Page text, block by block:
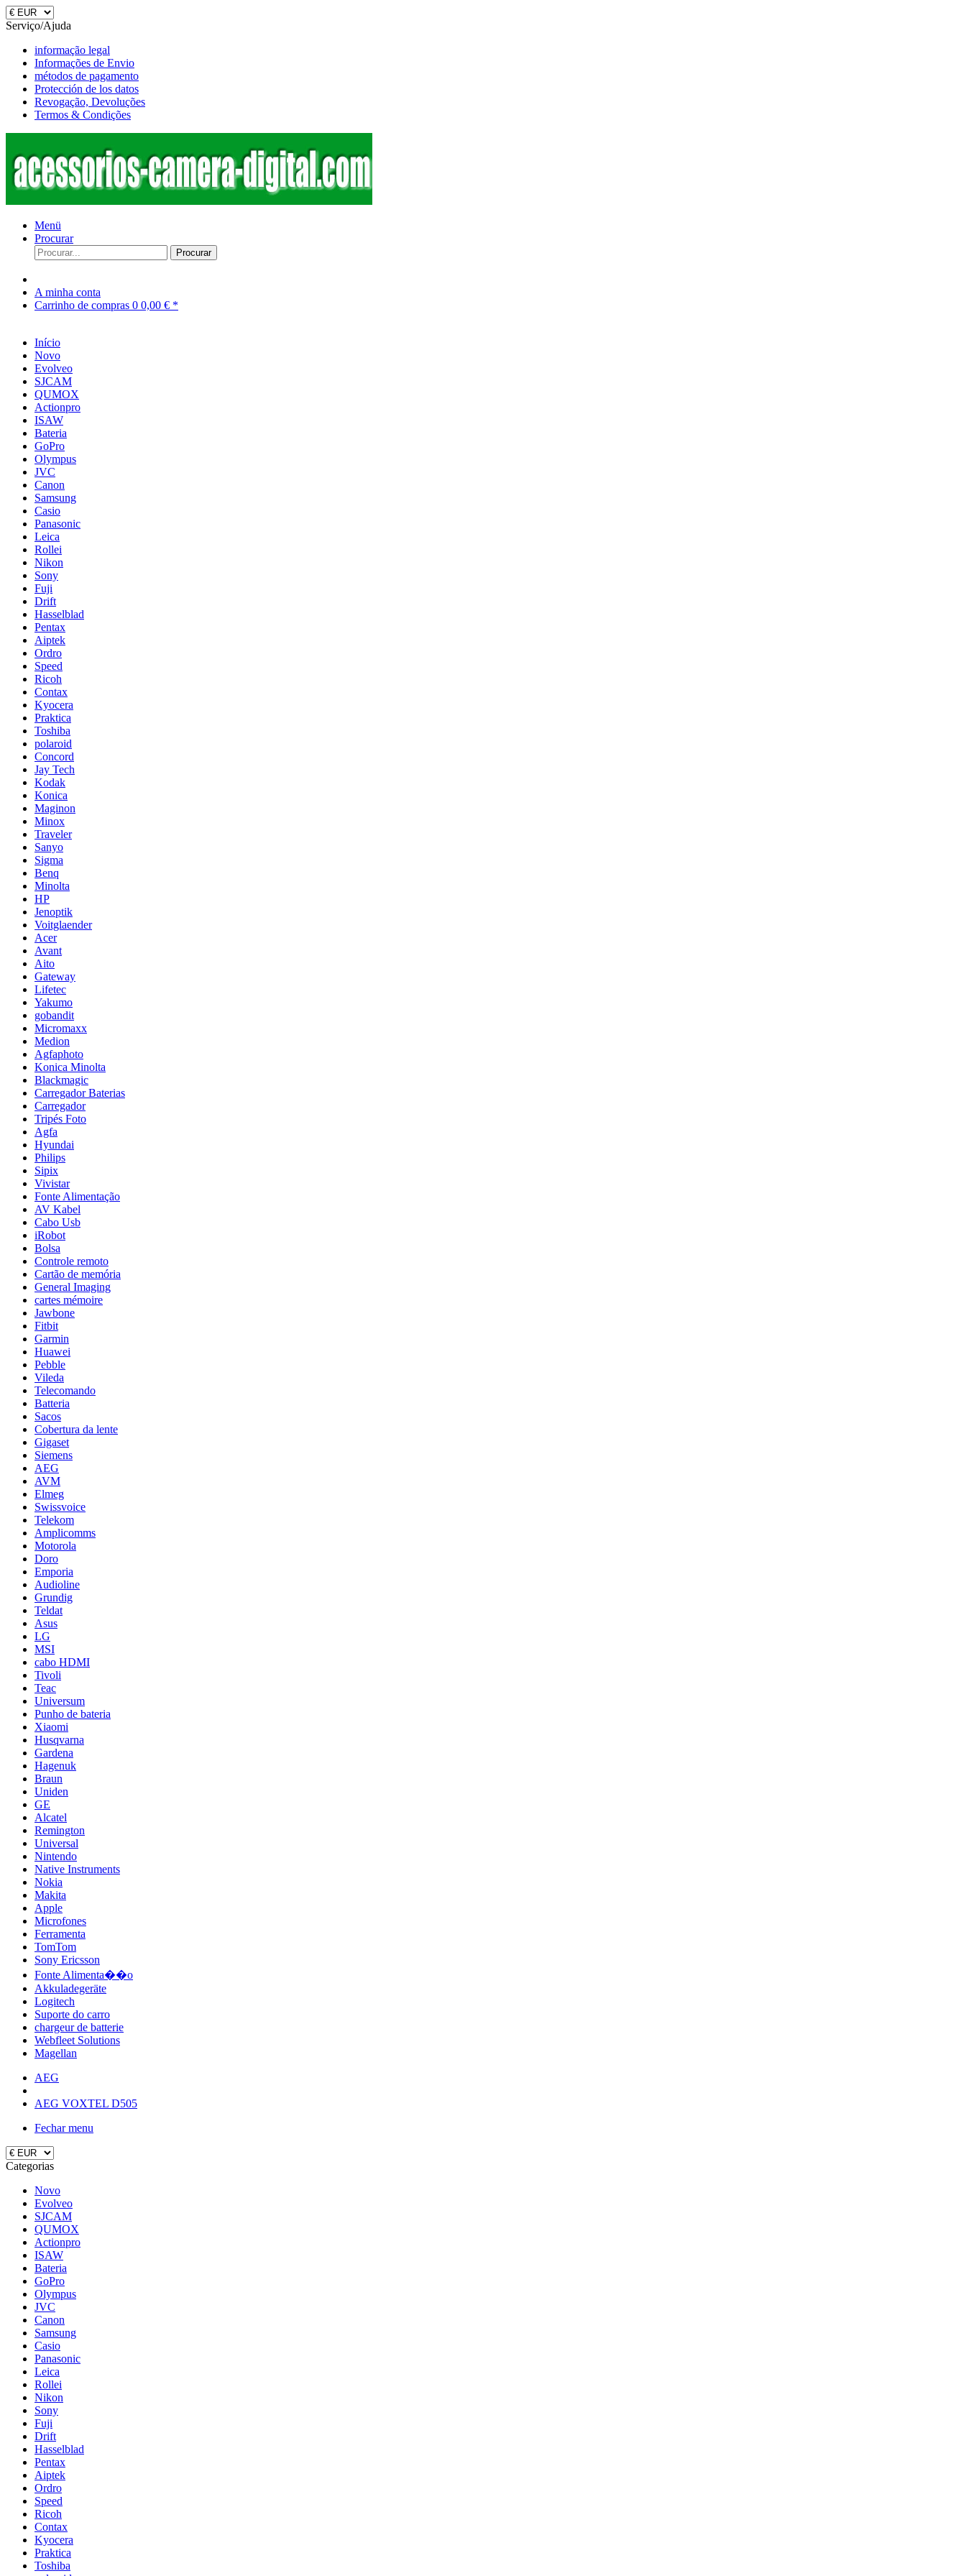
Serviço/Ajuda
informação legal
Informações de Envio
métodos de pagamento
Protección de los datos
Revogação, Devoluções
Termos & Condições
Menü
Procurar
Procurar
A minha conta
Carrinho de compras 0 0,00 € *
Início
Novo
Evolveo
SJCAM
QUMOX
Actionpro
ISAW
Bateria
GoPro
Olympus
JVC
Canon
Samsung
Casio
Panasonic
Leica
Rollei
Nikon
Sony
Fuji
Drift
Hasselblad
Pentax
Aiptek
Ordro
Speed
Ricoh
Contax
Kyocera
Praktica
Toshiba
polaroid
Concord
Jay Tech
Kodak
Konica
Maginon
Minox
Traveler
Sanyo
Sigma
Benq
Minolta
HP
Jenoptik
Voitglaender
Acer
Avant
Aito
Gateway
Lifetec
Yakumo
gobandit
Micromaxx
Medion
Agfaphoto
Konica Minolta
Blackmagic
Carregador Baterias
Carregador
Tripés Foto
Agfa
Hyundai
Philips
Sipix
Vivistar
Fonte Alimentação
AV Kabel
Cabo Usb
iRobot
Bolsa
Controle remoto
Cartão de memória
General Imaging
cartes mémoire
Jawbone
Fitbit
Garmin
Huawei
Pebble
Vileda
Telecomando
Batteria
Sacos
Cobertura da lente
Gigaset
Siemens
AEG
AVM
Elmeg
Swissvoice
Telekom
Amplicomms
Motorola
Doro
Emporia
Audioline
Grundig
Teldat
Asus
LG
MSI
cabo HDMI
Tivoli
Teac
Universum
Punho de bateria
Xiaomi
Husqvarna
Gardena
Hagenuk
Braun
Uniden
GE
Alcatel
Remington
Universal
Nintendo
Native Instruments
Nokia
Makita
Apple
Microfones
Ferramenta
TomTom
Sony Ericsson
Fonte Alimenta��o
Akkuladegeräte
Logitech
Suporte do carro
chargeur de batterie
Webfleet Solutions
Magellan
AEG
AEG VOXTEL D505
Fechar menu
Categorias
Novo
Evolveo
SJCAM
QUMOX
Actionpro
ISAW
Bateria
GoPro
Olympus
JVC
Canon
Samsung
Casio
Panasonic
Leica
Rollei
Nikon
Sony
Fuji
Drift
Hasselblad
Pentax
Aiptek
Ordro
Speed
Ricoh
Contax
Kyocera
Praktica
Toshiba